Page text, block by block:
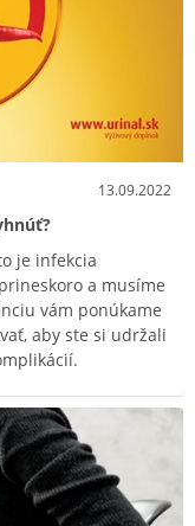
13.09.2022
je infekcia
a musíme
vám ponúkame
aby ste si udržali